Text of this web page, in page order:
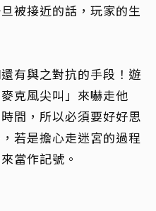
被接近的話，玩家的生
有與之對抗的手段！遊
克風尖叫」來嚇走他
間，所以必須要好好思
若是擔心走迷宮的過程
當作記號。